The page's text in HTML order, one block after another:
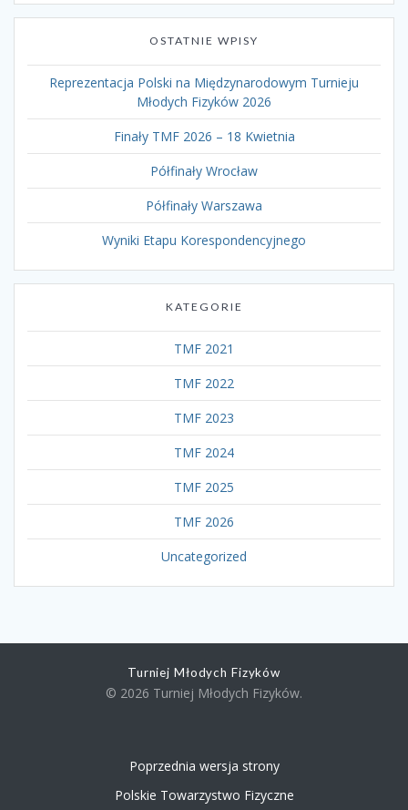
OSTATNIE WPISY
Reprezentacja Polski na Międzynarodowym Turnieju
Młodych Fizyków 2026
Finały TMF 2026 – 18 Kwietnia
Półfinały Wrocław
Półfinały Warszawa
Wyniki Etapu Korespondencyjnego
KATEGORIE
TMF 2021
TMF 2022
TMF 2023
TMF 2024
TMF 2025
TMF 2026
Uncategorized
Turniej Młodych Fizyków
© 2026 Turniej Młodych Fizyków.
Poprzednia wersja strony
Polskie Towarzystwo Fizyczne